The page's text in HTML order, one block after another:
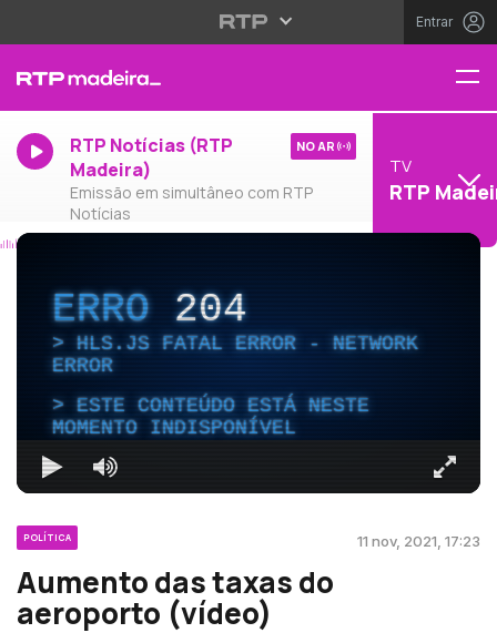
Entrar
RTP Notícias (RTP
Madeira)
Emissão em simultâneo com RTP
Notícias
NO AR
TV
RTP
ERRO204
HLS.JS FATAL ERROR - NETWORK
ERROR
ESTE CONTEÚDO ESTÁ NESTE
MOMENTO INDISPONÍVEL
POLÍTICA 11 nov, 2021, 17:23
Aumento das taxas do
aeroporto (vídeo)